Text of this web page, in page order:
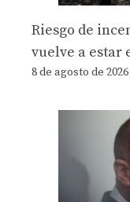
Riesgo de
vuelve a estar
8 de agosto de 2026